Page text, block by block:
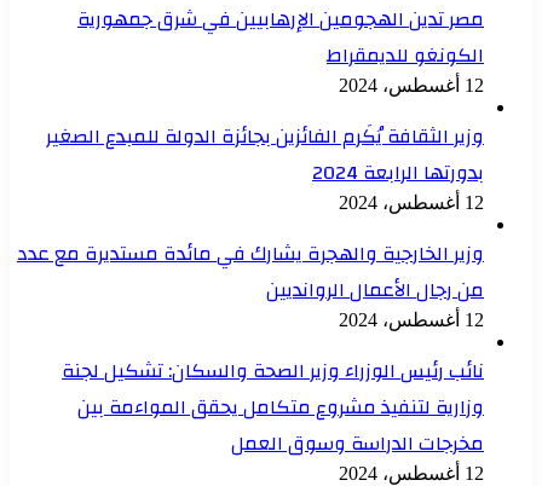
مصر تدين الهجومين الإرهابيين في شرق جمهورية
الكونغو للديمقراط
12 أغسطس، 2024
وزير الثقافة يُكَرم الفائزين بجائزة الدولة للمبدع الصغير
بدورتها الرابعة 2024
12 أغسطس، 2024
وزير الخارجية والهجرة يشارك في مائدة مستديرة مع عدد
من رجال الأعمال الروانديين
12 أغسطس، 2024
نائب رئيس الوزراء وزير الصحة والسكان: تشكيل لجنة
وزارية لتنفيذ مشروع متكامل يحقق المواءمة بين
مخرجات الدراسة وسوق العمل
12 أغسطس، 2024